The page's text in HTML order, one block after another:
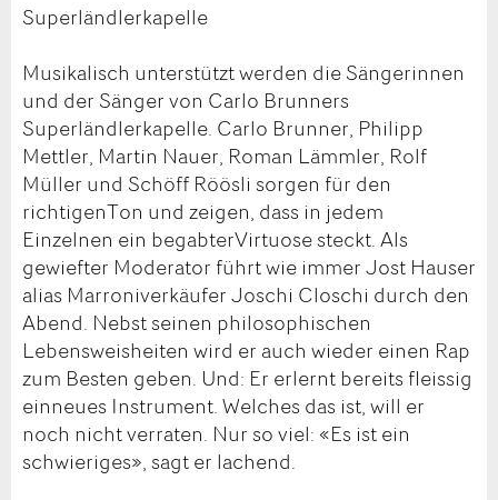
Superländlerkapelle
Musikalisch unterstützt werden die Sängerinnen
und der Sänger von Carlo Brunners
Superländlerkapelle. Carlo Brunner, Philipp
Mettler, Martin Nauer, Roman Lämmler, Rolf
Müller und Schöff Röösli sorgen für den
richtigenTon und zeigen, dass in jedem
Einzelnen ein begabterVirtuose steckt. Als
gewiefter Moderator führt wie immer Jost Hauser
alias Marroniverkäufer Joschi Closchi durch den
Abend. Nebst seinen philosophischen
Lebensweisheiten wird er auch wieder einen Rap
zum Besten geben. Und: Er erlernt bereits fleissig
einneues Instrument. Welches das ist, will er
noch nicht verraten. Nur so viel: «Es ist ein
schwieriges», sagt er lachend.